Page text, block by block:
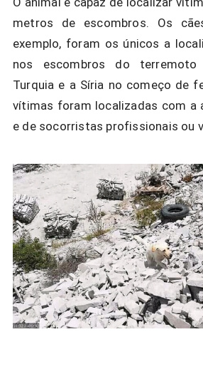
metros de escombros. Os
exemplo, foram os únicos a
nos escombros do
Turquia e a Síria no começo de
vítimas foram localizadas com a
e de socorristas profissionais ou